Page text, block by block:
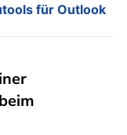
für Outlook